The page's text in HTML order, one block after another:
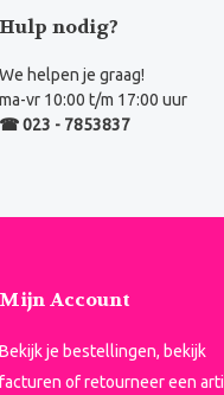
Hulp nodig?
We helpen je graag!
ma-vr 10:00 t/m 17:00 uur
☎ 023 - 7853837
Mijn Account
Bekijk je bestellingen, bekijk
facturen of retourneer een